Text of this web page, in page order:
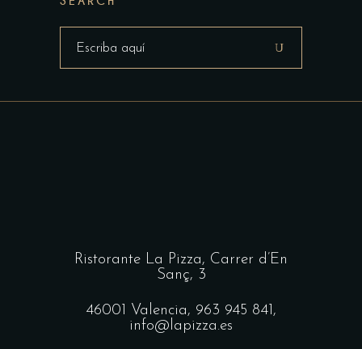
Buscar:
Ristorante La Pizza, Carrer d’En
Sanç, 3
46001 Valencia, 963 945 841,
info@lapizza.es